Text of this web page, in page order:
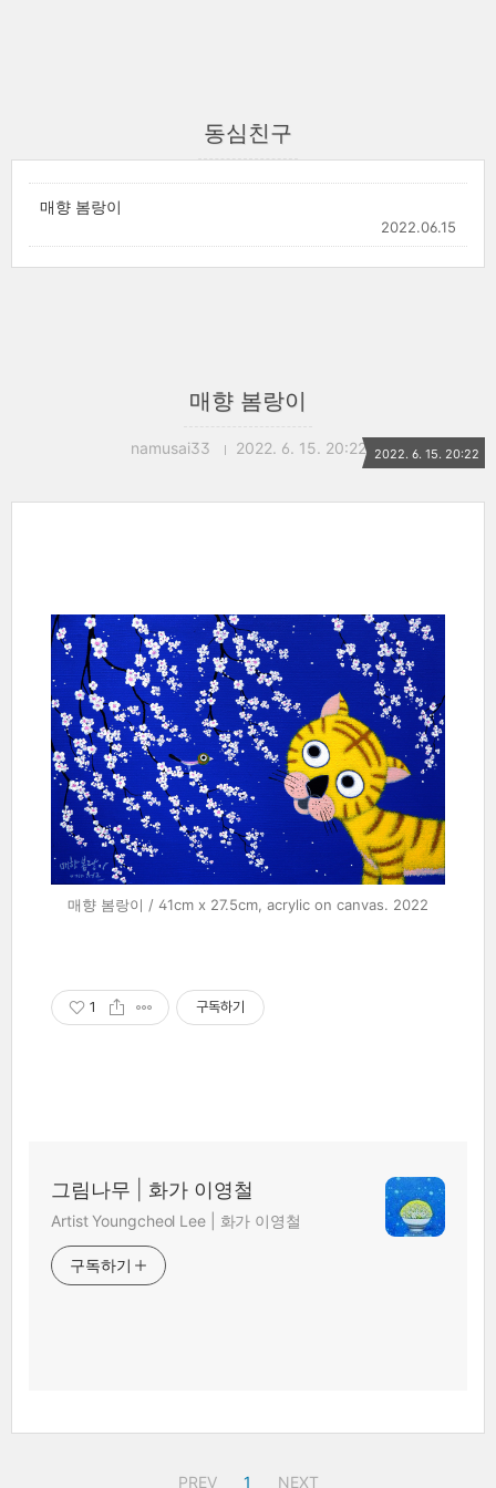
동심친구
매향 봄랑이
2022.06.15
매향 봄랑이
namusai33 2022. 6. 15. 20:22 2022. 6. 15. 20:22
매향 봄랑이 / 41cm x 27.5cm, acrylic on canvas. 2022
1 구독하기
그림나무 | 화가 이영철
Artist Youngcheol Lee | 화가 이영철
구독하기
PREV 1 NEXT